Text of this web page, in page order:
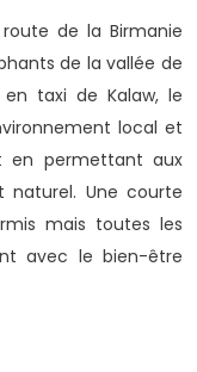
de la Birmanie
de la vallée de
taxi de Kalaw, le
local et
en permettant aux
naturel. Une courte
mais toutes les
avec le bien-être